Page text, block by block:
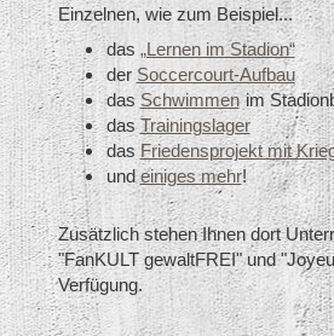
Einzelnen, wie zum Beispiel...
das „Lernen im Stadion“
derSoccercourt-Aufbau
dasSchwimmen im
dasTrainingslager
dasFriedensprojekt mit
undeiniges mehr!
Zusätzlich stehen Ihnen dort
"FanKULT gewaltFREI" und
Verfügung.